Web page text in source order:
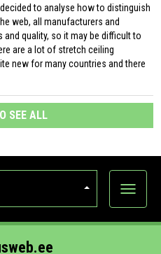
to analyse how to distinguish
web, all manufacturers and
quality, so it may be difficult to
are a lot of stretch ceiling
new for many countries and there
SEE ALL
Show